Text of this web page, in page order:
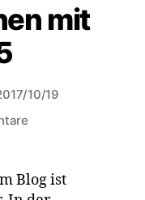
mit
10/19
zu
HTML5
Blog ist